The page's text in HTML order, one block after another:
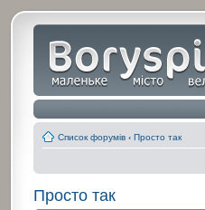
Список форумів ‹ Просто так
Просто так